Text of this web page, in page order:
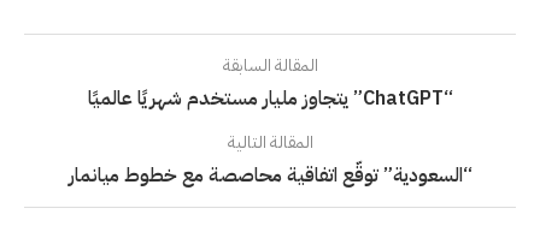
المقالة السابقة
“ChatGPT” يتجاوز مليار مستخدم شهريًا عالميًا
المقالة التالية
“السعودية” توقّع اتفاقية محاصصة مع خطوط ميانمار